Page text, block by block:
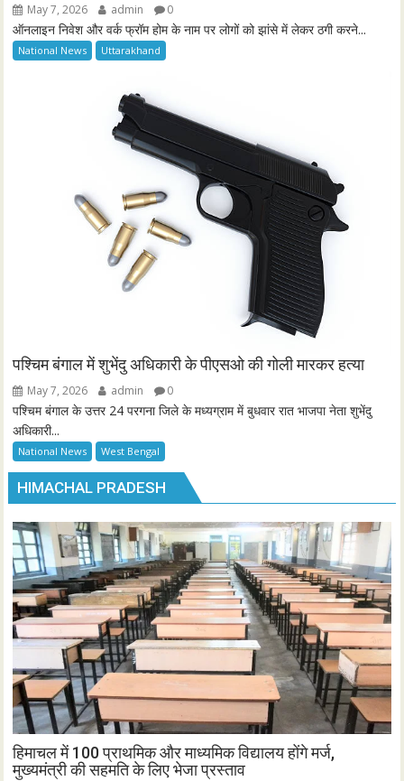
May 7, 2026 admin 0
ऑनलाइन निवेश और वर्क फ्रॉम होम के नाम पर लोगों को झांसे में लेकर ठगी करने...
National News Uttarakhand
पश्चिम बंगाल में शुभेंदु अधिकारी के पीएसओ की गोली मारकर हत्या
May 7, 2026 admin 0
पश्चिम बंगाल के उत्तर 24 परगना जिले के मध्यग्राम में बुधवार रात भाजपा नेता शुभेंदु
अधिकारी...
National News West Bengal
HIMACHAL PRADESH
हिमाचल में 100 प्राथमिक और माध्यमिक विद्यालय होंगे मर्ज,
मुख्यमंत्री की सहमति के लिए भेजा प्रस्ताव